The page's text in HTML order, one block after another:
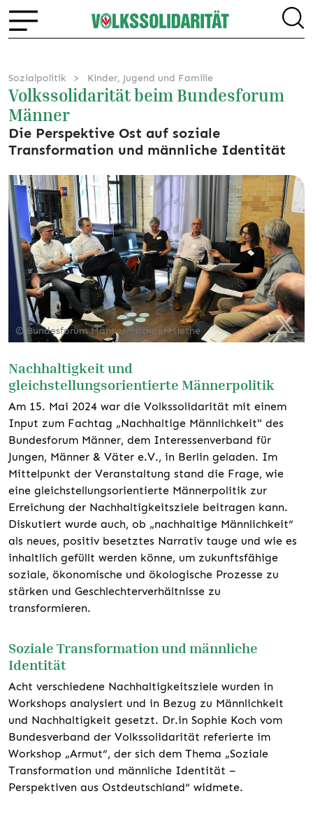
Sozialpolitik Kinder, Jugend und Familie
Volkssolidarität beim Bundesforum
Männer
Die Perspektive Ost auf soziale
Transformation und männliche Identität
© Bundesforum Männer/Michael Miethe
Nachhaltigkeit und
gleichstellungsorientierte Männerpolitik
Am 15. Mai 2024 war die Volkssolidarität mit einem
Input zum Fachtag „Nachhaltige Männlichkeit" des
Bundesforum Männer, dem Interessenverband für
Jungen, Männer & Väter e.V., in Berlin geladen. Im
Mittelpunkt der Veranstaltung stand die Frage, wie
eine gleichstellungsorientierte Männerpolitik zur
Erreichung der Nachhaltigkeitsziele beitragen kann.
Diskutiert wurde auch, ob „nachhaltige Männlichkeit“
als neues, positiv besetztes Narrativ tauge und wie es
inhaltlich gefüllt werden könne, um zukunftsfähige
soziale, ökonomische und ökologische Prozesse zu
stärken und Geschlechterverhältnisse zu
transformieren.
Soziale Transformation und männliche
Identität
Acht verschiedene Nachhaltigkeitsziele wurden in
Workshops analysiert und in Bezug zu Männlichkeit
und Nachhaltigkeit gesetzt. Dr.in Sophie Koch vom
Bundesverband der Volkssolidarität referierte im
Workshop „Armut“, der sich dem Thema „Soziale
Transformation und männliche Identität –
Perspektiven aus Ostdeutschland“ widmete.